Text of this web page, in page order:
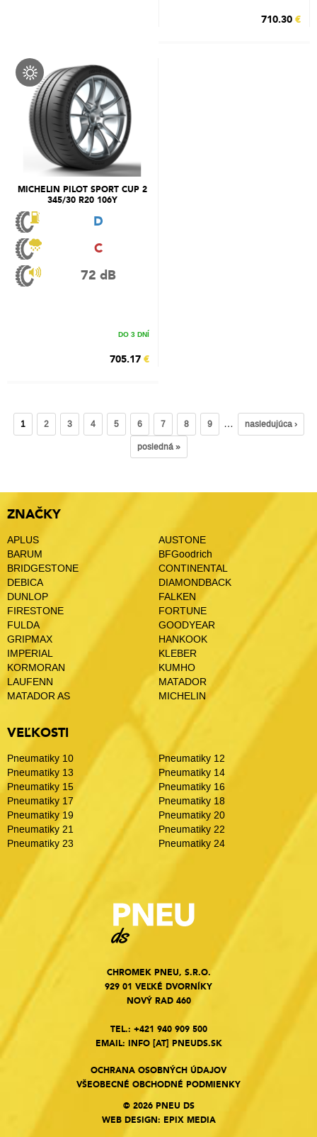
710.30 €
MICHELIN PILOT SPORT CUP 2
345/30 R20 106Y
D
C
72 dB
DO 3 DNÍ
705.17 €
1 2 3 4 5 6 7 8 9 …
nasledujúca ›
posledná »
ZNAČKY
APLUS
AUSTONE
BARUM
BFGoodrich
BRIDGESTONE
CONTINENTAL
DEBICA
DIAMONDBACK
DUNLOP
FALKEN
FIRESTONE
FORTUNE
FULDA
GOODYEAR
GRIPMAX
HANKOOK
IMPERIAL
KLEBER
KORMORAN
KUMHO
LAUFENN
MATADOR
MATADOR AS
MICHELIN
VEĽKOSTI
Pneumatiky 10
Pneumatiky 12
Pneumatiky 13
Pneumatiky 14
Pneumatiky 15
Pneumatiky 16
Pneumatiky 17
Pneumatiky 18
Pneumatiky 19
Pneumatiky 20
Pneumatiky 21
Pneumatiky 22
Pneumatiky 23
Pneumatiky 24
CHROMEK PNEU, S.R.O.
929 01 VEĽKÉ DVORNÍKY
NOVÝ RAD 460
TEL.: +421 940 909 500
EMAIL: INFO[AT] PNEUDS.SK
OCHRANA OSOBNÝCH ÚDAJOV
VŠEOBECNÉ OBCHODNÉ PODMIENKY
© 2026 PNEU DS
WEB DESIGN: EPIX MEDIA